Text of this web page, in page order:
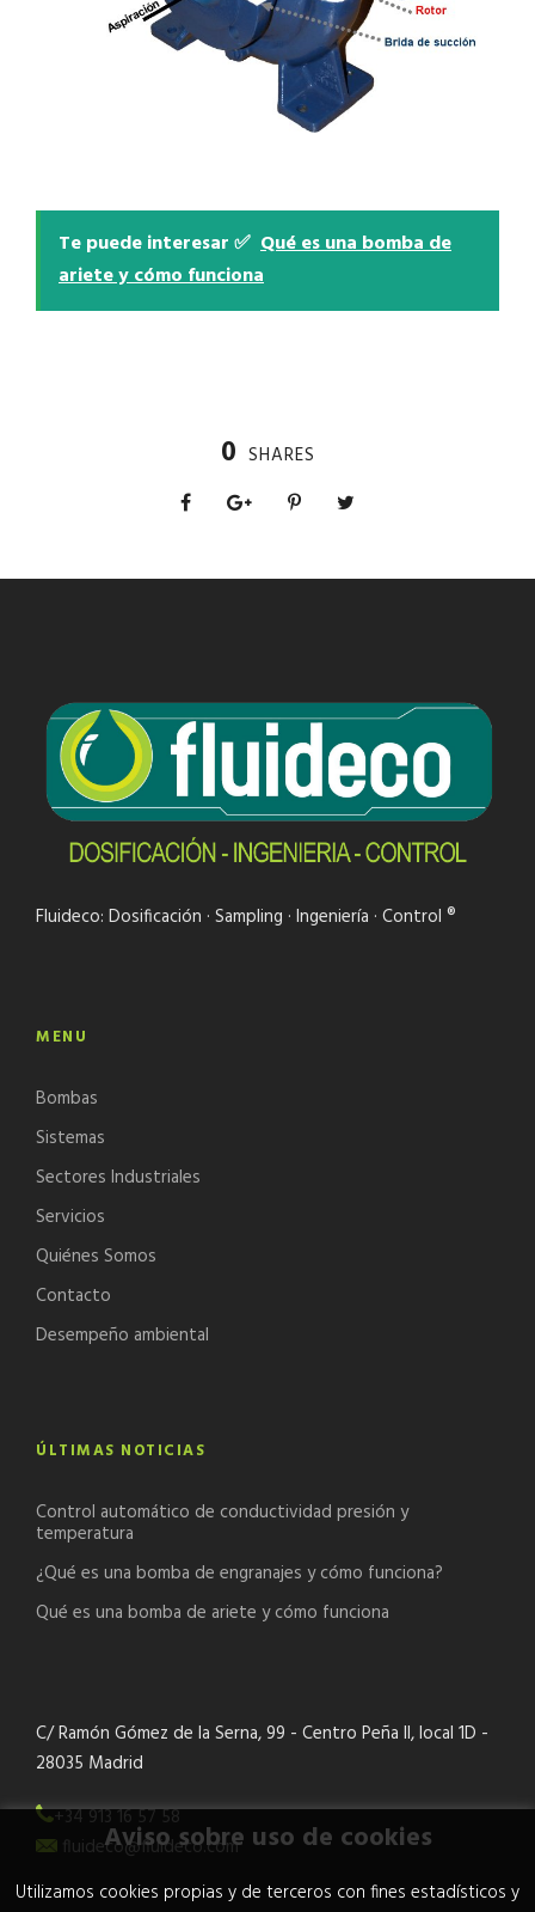
Te puede interesar ✅ Qué es una bomba de
ariete y cómo funciona
0 SHARES
Fluideco: Dosificación · Sampling · Ingeniería · Control ®
MENU
Bombas
Sistemas
Sectores Industriales
Servicios
Quiénes Somos
Contacto
Desempeño ambiental
ÚLTIMAS NOTICIAS
Control automático de conductividad presión y
temperatura
¿Qué es una bomba de engranajes y cómo funciona?
Qué es una bomba de ariete y cómo funciona
C/ Ramón Gómez de la Serna, 99 - Centro Peña II, local 1D -
28035 Madrid
+34 913 16 57 58
fluideco@fluideco.com
Aviso sobre uso de cookies
Utilizamos cookies propias y de terceros con fines estadísticos y